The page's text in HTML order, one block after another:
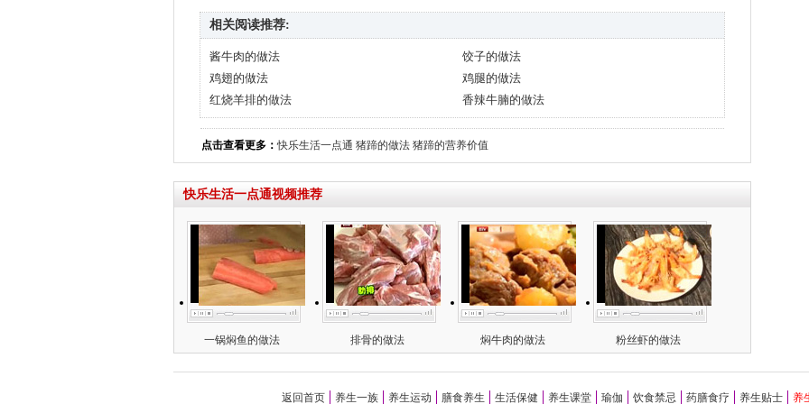
相关阅读推荐:
酱牛肉的做法
饺子的做法
鸡翅的做法
鸡腿的做法
红烧羊排的做法
香辣牛腩的做法
点击查看更多：快乐生活一点通 猪蹄的做法 猪蹄的营养价值
快乐生活一点通视频推荐
一锅焖鱼的做法 排骨的做法 焖牛肉的做法 粉丝虾的做法
返回首页 养生一族 养生运动 膳食养生 生活保健 养生课堂 瑜伽 饮食禁忌 药膳食疗 养生贴士 养